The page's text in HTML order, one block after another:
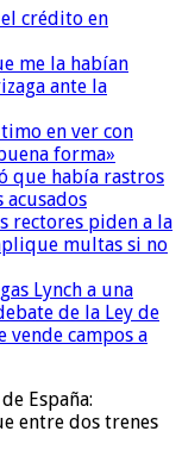
crédito en
me la habían
ante la
en ver con
forma»
que había rastros
acusados
rectores piden a la
multas si no
Lynch a una
de la Ley de
vende campos a
España:
entre dos trenes